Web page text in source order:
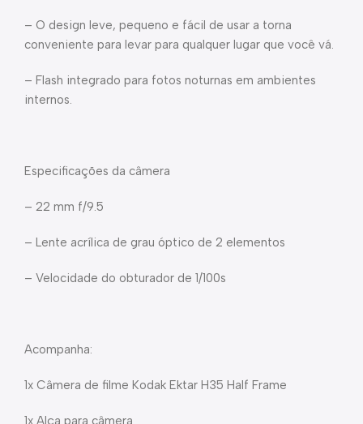
– O design leve, pequeno e fácil de usar a torna
conveniente para levar para qualquer lugar que você vá.
– Flash integrado para fotos noturnas em ambientes
internos.
Especificações da câmera
– 22 mm f/9.5
– Lente acrílica de grau óptico de 2 elementos
– Velocidade do obturador de 1/100s
Acompanha:
1x Câmera de filme Kodak Ektar H35 Half Frame
1x Alça para câmera